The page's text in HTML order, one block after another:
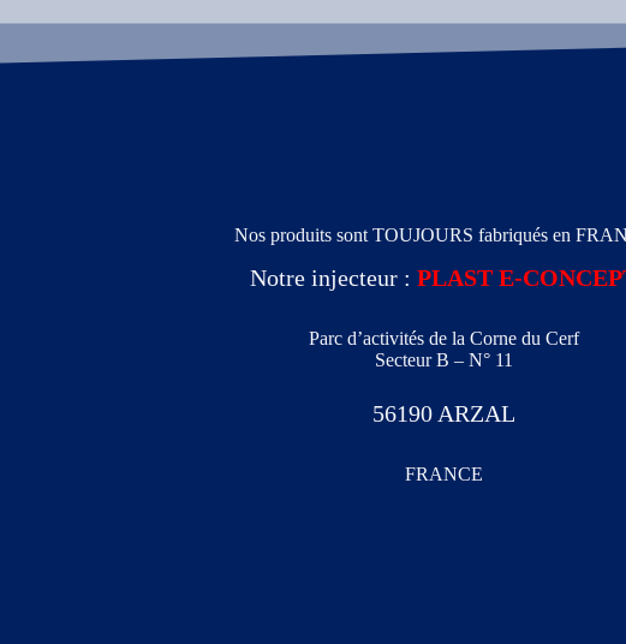
Nos produits sont TOUJOURS fabriqués en
Notre injecteur :PLAST E-
Parc d’activités de la Corne du Cerf
Secteur B – N° 11
56190 ARZAL
FRANCE